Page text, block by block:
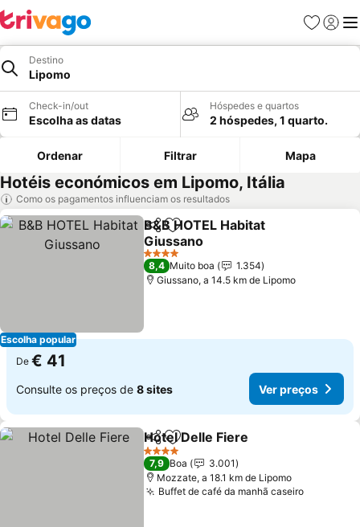
Favoritos
Iniciar
Destino
Lipomo
Check-in/out
Escolha as datas
Hóspedes e quartos
2 hóspedes, 1 quarto.
Ordenar Filtrar Mapa
Hotéis económicos em Lipomo, Itália
Como os pagamentos influenciam os resultados
Escolha popular
PartilharAdicionar aos favoritos
B&B HOTEL Habitat
Giussano
Ver preços
4 Estrelas
8,4 Muito boa
1.354
Giussano, a 14.5 km de Lipomo
De € 41
Consulte os preços de 8 sites Ver preços
PartilharAdicionar aos favoritos
Hotel Delle Fiere
4 Estrelas
7,9 Boa
3.001
Mozzate, a 18.1 km de Lipomo
Buffet de café da manhã caseiroVer